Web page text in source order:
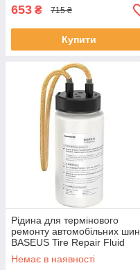
653 ₴ 715 ₴
Купити
Рідина для термінового
ремонту автомобільних шин
BASEUS Tire Repair Fluid
(SH011895)
Немає в наявності